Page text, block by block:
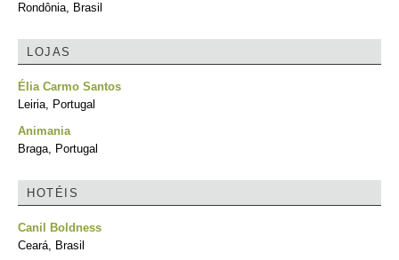
Rondônia, Brasil
LOJAS
Élia Carmo Santos
Leiria, Portugal
Animania
Braga, Portugal
HOTÉIS
Canil Boldness
Ceará, Brasil